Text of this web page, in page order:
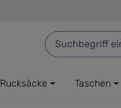
Rucksäcke Taschen